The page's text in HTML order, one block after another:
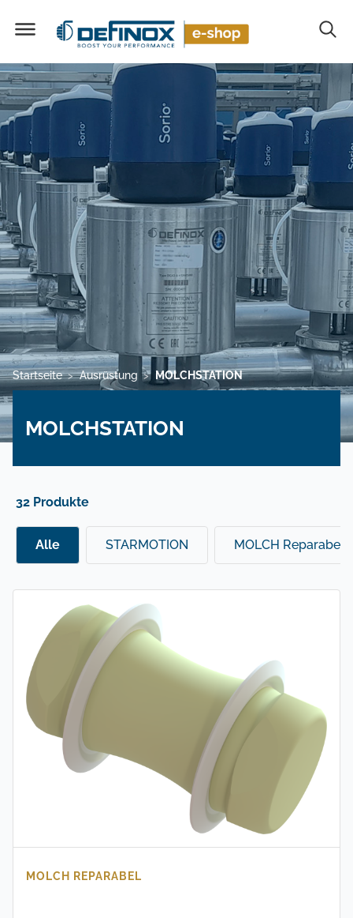
Startseite > Ausrüstung > MOLCHSTATION
MOLCHSTATION
32 Produkte
Alle STARMOTION MOLCH Reparabel
MOLCH REPARABEL